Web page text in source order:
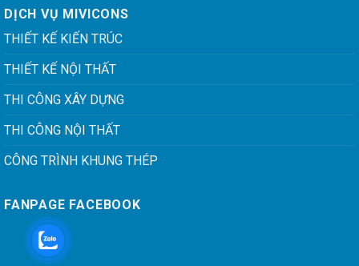
DỊCH VỤ MIVICONS
THIẾT KẾ KIẾN TRÚC
THIẾT KẾ NỘI THẤT
THI CÔNG XÂY DỰNG
THI CÔNG NỘI THẤT
CÔNG TRÌNH KHUNG THÉP
FANPAGE FACEBOOK